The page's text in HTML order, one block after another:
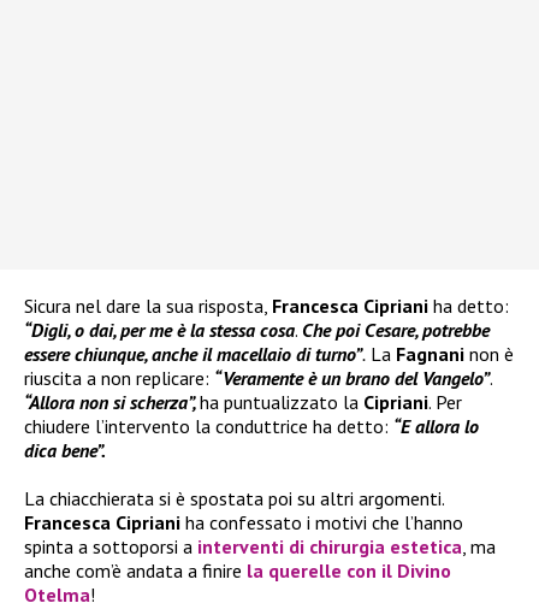
Sicura nel dare la sua risposta, Francesca Cipriani ha detto:
“Digli, o dai, per me è la stessa cosa. Che poi Cesare, potrebbe
essere chiunque, anche il macellaio di turno”. La Fagnani non è
riuscita a non replicare: “Veramente è un brano del Vangelo”.
“Allora non si scherza”,ha puntualizzato la Cipriani. Per
chiudere l’intervento la conduttrice ha detto: “E allora lo
dica bene”.
La chiacchierata si è spostata poi su altri argomenti.
Francesca Cipriani ha confessato i motivi che l’hanno
spinta a sottoporsi a interventi di chirurgia estetica, ma
anche com’è andata a finire la querelle con il Divino
Otelma!